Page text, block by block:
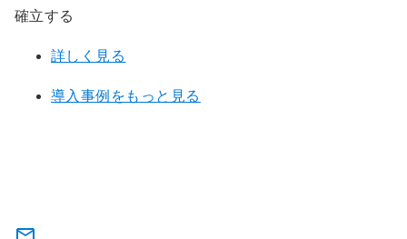
確立する
詳しく見る
導入事例をもっと見る